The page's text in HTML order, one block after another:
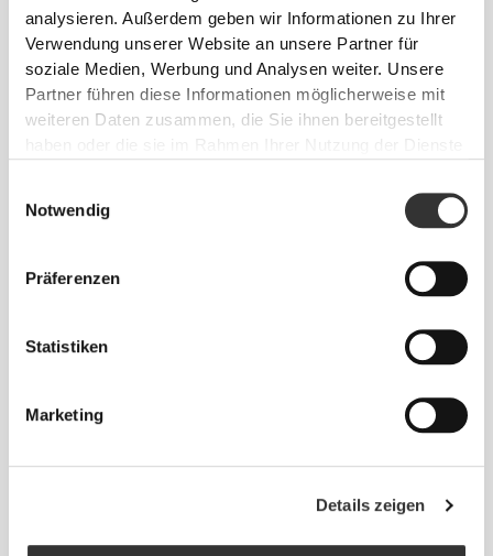
analysieren. Außerdem geben wir Informationen zu Ihrer
Verwendung unserer Website an unsere Partner für
soziale Medien, Werbung und Analysen weiter. Unsere
Partner führen diese Informationen möglicherweise mit
weiteren Daten zusammen, die Sie ihnen bereitgestellt
Notwendig
Präferenzen
Statistiken
Marketing
Details zeigen
AAKG - L-Arginin AKG 60
Kapseln
Maca 250 g
Fenugreek 1000 mg 60 caps